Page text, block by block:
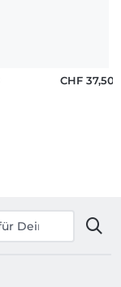
CHF 37,50